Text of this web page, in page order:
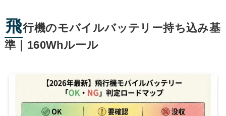
飛行機のモバイルバッテリー持ち込み基
準｜160Whルール